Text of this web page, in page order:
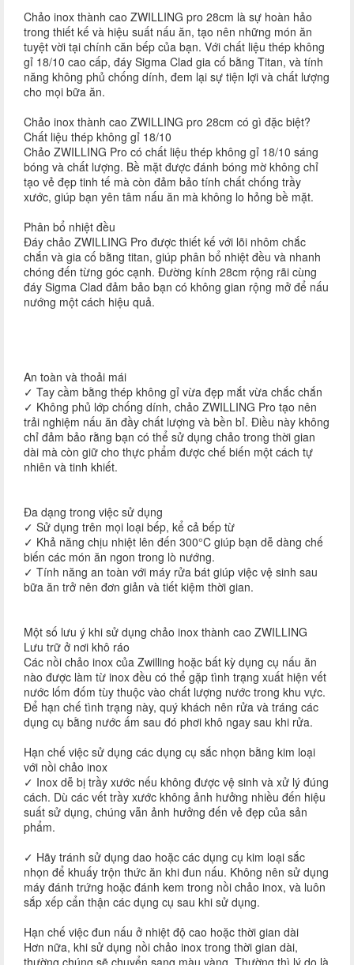
Chảo inox thành cao ZWILLING pro 28cm là sự hoàn hảo
trong thiết kế và hiệu suất nấu ăn, tạo nên những món ăn
tuyệt vời tại chính căn bếp của bạn. Với chất liệu thép không
gỉ 18/10 cao cấp, đáy Sigma Clad gia cố bằng Titan, và tính
năng không phủ chống dính, đem lại sự tiện lợi và chất lượng
cho mọi bữa ăn.
Chảo inox thành cao ZWILLING pro 28cm có gì đặc biệt?
Chất liệu thép không gỉ 18/10
Chảo ZWILLING Pro có chất liệu thép không gỉ 18/10 sáng
bóng và chất lượng. Bề mặt được đánh bóng mờ không chỉ
tạo vẻ đẹp tinh tế mà còn đảm bảo tính chất chống trầy
xước, giúp bạn yên tâm nấu ăn mà không lo hỏng bề mặt.
Phân bổ nhiệt đều
Đáy chảo ZWILLING Pro được thiết kế với lõi nhôm chắc
chắn và gia cố bằng titan, giúp phân bổ nhiệt đều và nhanh
chóng đến từng góc cạnh. Đường kính 28cm rộng rãi cùng
đáy Sigma Clad đảm bảo bạn có không gian rộng mở để nấu
nướng một cách hiệu quả.
An toàn và thoải mái
✓ Tay cầm bằng thép không gỉ vừa đẹp mắt vừa chắc chắn
✓ Không phủ lớp chống dính, chảo ZWILLING Pro tạo nên
trải nghiệm nấu ăn đầy chất lượng và bền bỉ. Điều này không
chỉ đảm bảo rằng bạn có thể sử dụng chảo trong thời gian
dài mà còn giữ cho thực phẩm được chế biến một cách tự
nhiên và tinh khiết.
Đa dạng trong việc sử dụng
✓ Sử dụng trên mọi loại bếp, kể cả bếp từ
✓ Khả năng chịu nhiệt lên đến 300°C giúp bạn dễ dàng chế
biến các món ăn ngon trong lò nướng.
✓ Tính năng an toàn với máy rửa bát giúp việc vệ sinh sau
bữa ăn trở nên đơn giản và tiết kiệm thời gian.
Một số lưu ý khi sử dụng chảo inox thành cao ZWILLING
Lưu trữ ở nơi khô ráo
Các nồi chảo inox của Zwilling hoặc bất kỳ dụng cụ nấu ăn
nào được làm từ inox đều có thể gặp tình trạng xuất hiện vết
nước lốm đốm tùy thuộc vào chất lượng nước trong khu vực.
Để hạn chế tình trạng này, quý khách nên rửa và tráng các
dụng cụ bằng nước ấm sau đó phơi khô ngay sau khi rửa.
Hạn chế việc sử dụng các dụng cụ sắc nhọn bằng kim loại
với nồi chảo inox
✓ Inox dễ bị trầy xước nếu không được vệ sinh và xử lý đúng
cách. Dù các vết trầy xước không ảnh hưởng nhiều đến hiệu
suất sử dụng, chúng vẫn ảnh hưởng đến vẻ đẹp của sản
phẩm.
✓ Hãy tránh sử dụng dao hoặc các dụng cụ kim loại sắc
nhọn để khuấy trộn thức ăn khi đun nấu. Không nên sử dụng
máy đánh trứng hoặc đánh kem trong nồi chảo inox, và luôn
sắp xếp cẩn thận các dụng cụ sau khi sử dụng.
Hạn chế việc đun nấu ở nhiệt độ cao hoặc thời gian dài
Hơn nữa, khi sử dụng nồi chảo inox trong thời gian dài,